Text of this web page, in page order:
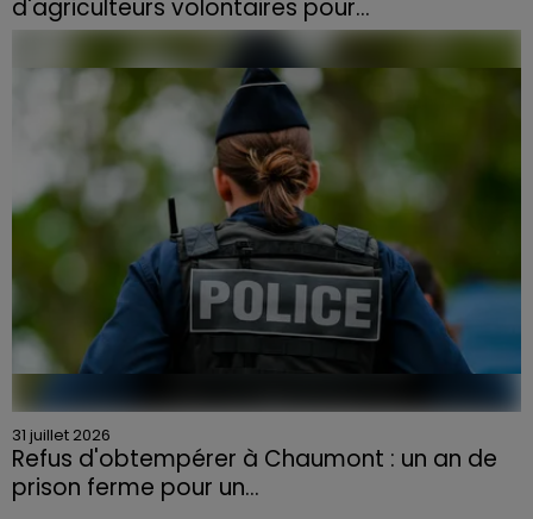
d'agriculteurs volontaires pour...
Face à la sécheresse et aux risques de départs de feu,
la Chambre d'agriculture des Vosges a lancé un appel
aux agriculteurs volontaires pour venir en aide...
31 juillet 2026
Refus d'obtempérer à Chaumont : un an de
prison ferme pour un...